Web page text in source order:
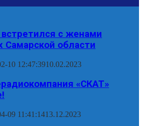
с женами
Самарской области
10 12:47:3910.02.2023
«СКАТ»
09 11:41:1413.12.2023